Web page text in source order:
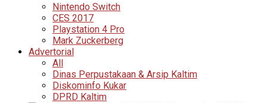
Nintendo Switch
CES 2017
Playstation 4 Pro
Mark Zuckerberg
Advertorial
All
Dinas Perpustakaan & Arsip Kaltim
Diskominfo Kukar
DPRD Kaltim